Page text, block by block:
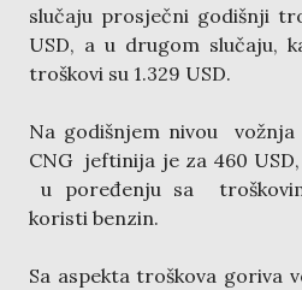
slučaju prosječni godišnji
USD, a u drugom slučaju,
troškovi su 1.329 USD.
Na godišnjem nivou
CNG jeftinija je za 460
u poređenju sa
koristi benzin.
Sa aspekta troškova goriva